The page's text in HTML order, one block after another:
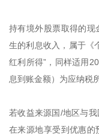
持有境外股票取得的现
生的利息收入，属于《
红利所得”，同样适用
息到账金额）为应纳税
若收益来源国/地区与
在来源地享受到优惠的